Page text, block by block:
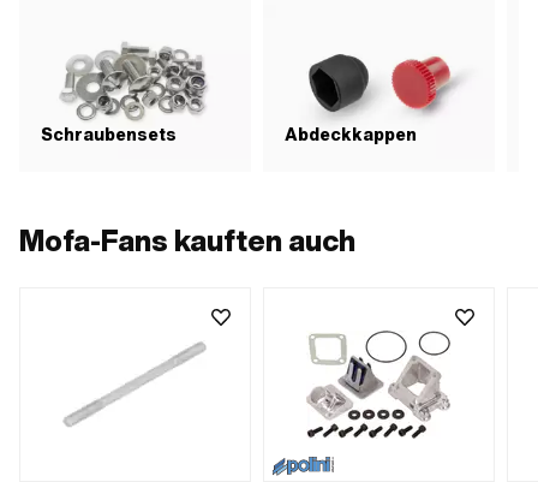
Schraubensets Abdeckkappen
Mofa-Fans kauften auch